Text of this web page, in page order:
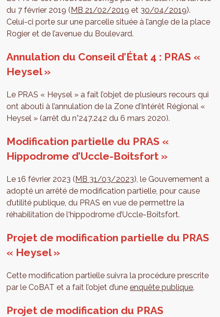
du 7 février 2019 (MB 21/02/2019 et 30/04/2019).
Celui-ci porte sur une parcelle située à l’angle de la place
Rogier et de l’avenue du Boulevard.
Annulation du Conseil d’État 4 : PRAS «
Heysel »
Le PRAS « Heysel » a fait l’objet de plusieurs recours qui
ont abouti à l’annulation de la Zone d’Intérêt Régional «
Heysel » (arrêt du n°247.242 du 6 mars 2020).
Modification partielle du PRAS «
Hippodrome d’Uccle-Boitsfort »
Le 16 février 2023 (MB 31/03/2023), le Gouvernement a
adopté un arrêté de modification partielle, pour cause
d’utilité publique, du PRAS en vue de permettre la
réhabilitation de l‘hippodrome d’Uccle-Boitsfort.
Projet de modification partielle du PRAS
« Heysel »
Cette modification partielle suivra la procédure prescrite
par le CoBAT et a fait l’objet d’uneenquête publique.
Projet de modification du PRAS